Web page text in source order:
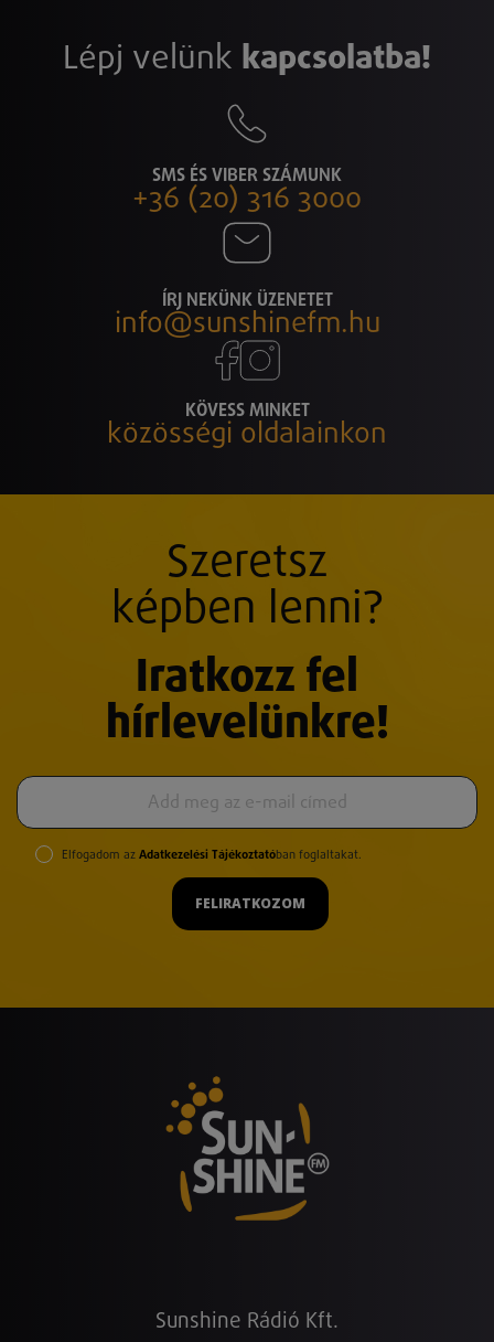
Lépj velünk kapcsolatba!
SMS ÉS VIBER SZÁMUNK
+36 (20) 316 3000
ÍRJ NEKÜNK ÜZENETET
info@sunshinefm.hu
KÖVESS MINKET
közösségi oldalainkon
Szeretsz
képben lenni?
Iratkozz fel
hírlevelünkre!
Elfogadom az Adatkezelési Tájékoztatóban foglaltakat.
FELIRATKOZOM
Sunshine Rádió Kft.